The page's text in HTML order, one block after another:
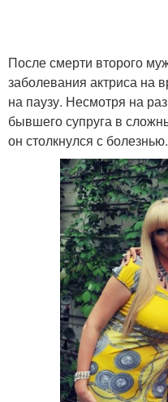
После смерти второго
заболевания актриса на
на паузу. Несмотря на
бывшего супруга в
он столкнулся с болезнью.